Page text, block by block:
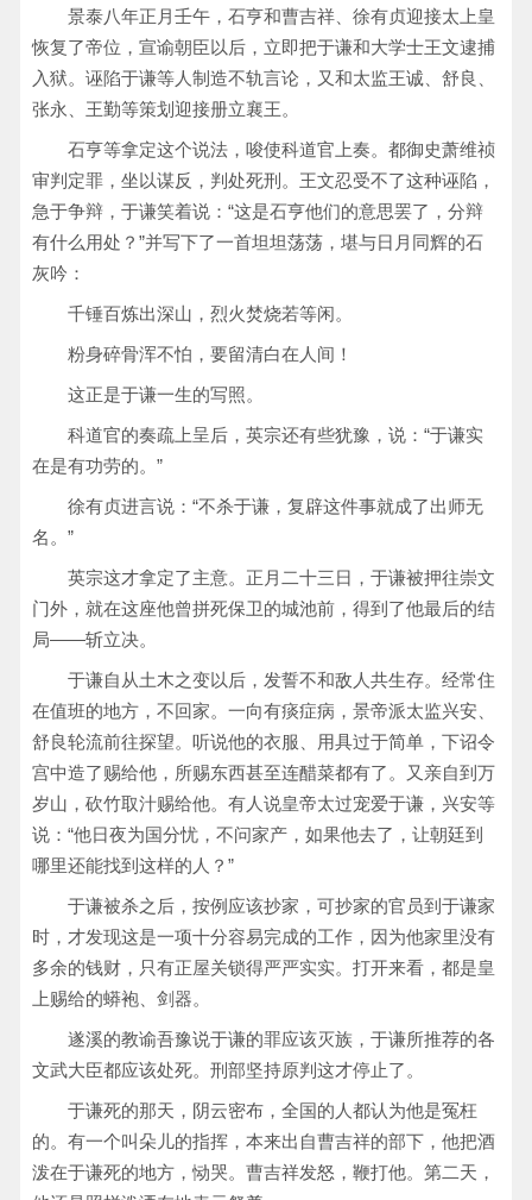
景泰八年正月壬午，石亨和曹吉祥、徐有贞迎接太上皇
恢复了帝位，宣谕朝臣以后，立即把于谦和大学士王文逮捕
入狱。诬陷于谦等人制造不轨言论，又和太监王诚、舒良、
张永、王勤等策划迎接册立襄王。
石亨等拿定这个说法，唆使科道官上奏。都御史萧维祯
审判定罪，坐以谋反，判处死刑。王文忍受不了这种诬陷，
急于争辩，于谦笑着说：“这是石亨他们的意思罢了，分辩
有什么用处？”并写下了一首坦坦荡荡，堪与日月同辉的石
灰吟：
千锤百炼出深山，烈火焚烧若等闲。
粉身碎骨浑不怕，要留清白在人间！
这正是于谦一生的写照。
科道官的奏疏上呈后，英宗还有些犹豫，说：“于谦实
在是有功劳的。”
徐有贞进言说：“不杀于谦，复辟这件事就成了出师无
名。”
英宗这才拿定了主意。正月二十三日，于谦被押往崇文
门外，就在这座他曾拼死保卫的城池前，得到了他最后的结
局——斩立决。
于谦自从土木之变以后，发誓不和敌人共生存。经常住
在值班的地方，不回家。一向有痰症病，景帝派太监兴安、
舒良轮流前往探望。听说他的衣服、用具过于简单，下诏令
宫中造了赐给他，所赐东西甚至连醋菜都有了。又亲自到万
岁山，砍竹取汁赐给他。有人说皇帝太过宠爱于谦，兴安等
说：“他日夜为国分忧，不问家产，如果他去了，让朝廷到
哪里还能找到这样的人？”
于谦被杀之后，按例应该抄家，可抄家的官员到于谦家
时，才发现这是一项十分容易完成的工作，因为他家里没有
多余的钱财，只有正屋关锁得严严实实。打开来看，都是皇
上赐给的蟒袍、剑器。
遂溪的教谕吾豫说于谦的罪应该灭族，于谦所推荐的各
文武大臣都应该处死。刑部坚持原判这才停止了。
于谦死的那天，阴云密布，全国的人都认为他是冤枉
的。有一个叫朵儿的指挥，本来出自曹吉祥的部下，他把酒
泼在于谦死的地方，恸哭。曹吉祥发怒，鞭打他。第二天，